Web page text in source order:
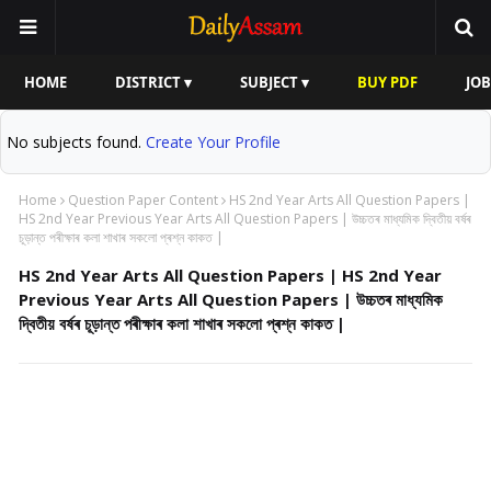
HOME DISTRICT ▾ SUBJECT ▾ BUY PDF
No subjects found. Create Your Profile
Home Question Paper Content
HS 2nd Year Arts All Question Papers |
HS 2nd Year Previous Year Arts All Question Papers | উচ্চতৰ মাধ্যমিক দ্বিতীয় বৰ্ষৰ
চূড়ান্ত পৰীক্ষাৰ কলা শাখাৰ সকলো প্ৰশ্ন কাকত |
HS 2nd Year Arts All Question Papers | HS 2nd Year
Previous Year Arts All Question Papers | উচ্চতৰ মাধ্যমিক
দ্বিতীয় বৰ্ষৰ চূড়ান্ত পৰীক্ষাৰ কলা শাখাৰ সকলো প্ৰশ্ন কাকত |